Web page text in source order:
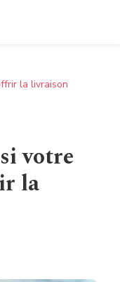
la livraison
votre
la